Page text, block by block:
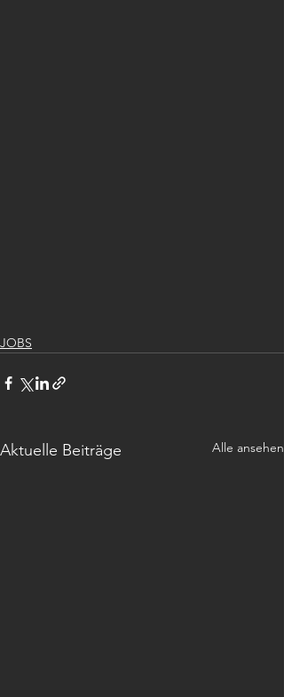
JOBS
Aktuelle Beiträge Alle ansehen